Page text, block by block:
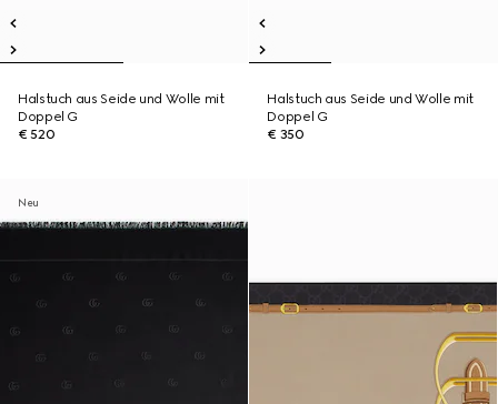
Halstuch aus Seide und Wolle mit
Doppel G
€ 520
Halstuch aus Seide und Wolle mit
Doppel G
€ 350
Neu